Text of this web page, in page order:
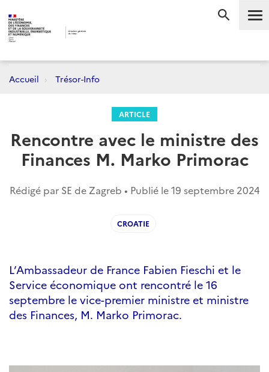
Accueil Trésor-Info
ARTICLE
Rencontre avec le ministre des
Finances M. Marko Primorac
Rédigé par SE de Zagreb • Publié le19 septembre 2024
CROATIE
L’Ambassadeur de France Fabien Fieschi et le
Service économique ont rencontré le 16
septembre le vice-premier ministre et ministre
des Finances, M. Marko Primorac.